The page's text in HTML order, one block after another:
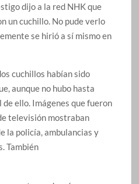
dijo a la red NHK que
un cuchillo. No pude verlo
se hirió a sí mismo en
cuchillos habían sido
aunque no hubo hasta
ello. Imágenes que fueron
televisión mostraban
la policía, ambulancias y
También